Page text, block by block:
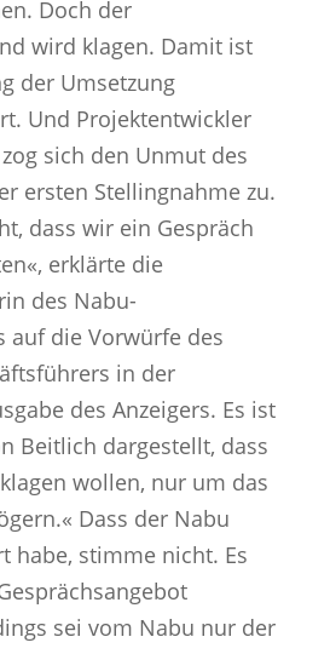
Doch der
wird klagen. Damit ist
der Umsetzung
Und Projektentwickler
sich den Unmut des
ersten Stellingnahme zu.
dass wir ein Gespräch
erklärte die
des Nabu-
auf die Vorwürfe des
in der
des Anzeigers. Es ist
Beitlich dargestellt, dass
wollen, nur um das
Dass der Nabu
habe, stimme nicht. Es
sei vom Nabu nur der